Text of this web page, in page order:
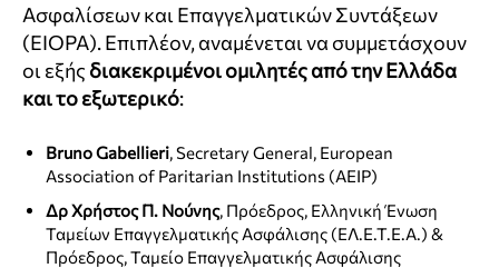
Ασφαλίσεων και Επαγγελματικών Συντάξεων
(EIOPA). Επιπλέον, αναμένεται να συμμετάσχουν
οι εξής διακεκριμένοι ομιλητές από την Ελλάδα
και το εξωτερικό:
Bruno Gabellieri , Secretary General, European
Association of Paritarian Institutions (AEIP)
Δρ Χρήστος Π. Νούνης, Πρόεδρος, Ελληνική Ένωση
Ταμείων Επαγγελματικής Ασφάλισης (ΕΛ.Ε.Τ.Ε.Α.) &
Πρόεδρος, Ταμείο Επαγγελματικής Ασφάλισης